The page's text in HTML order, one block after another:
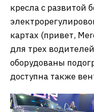
кресла с развитой
картах (привет,
для трех
оборудованы
доступна также